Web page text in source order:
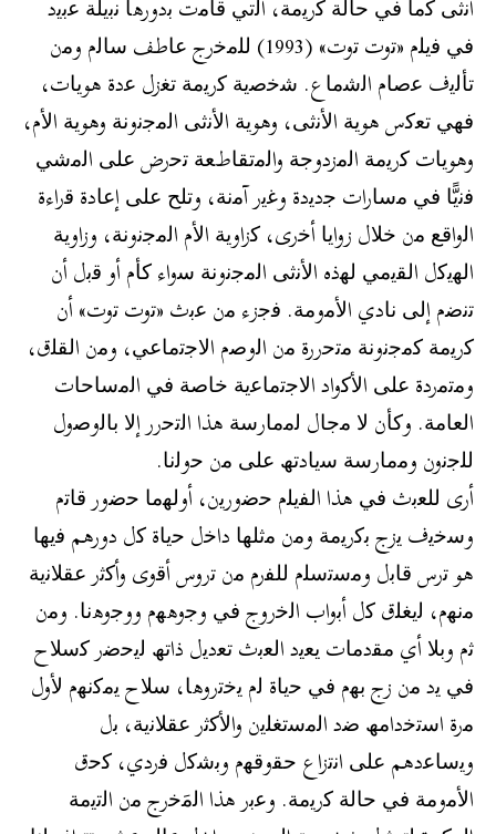
ﻓﻲ ﻓﯾﻠم «ﺗوت ﺗوت» (1993) ﻟﻠﻣﺧرج ﻋﺎطف ﺳﺎﻟم وﻣن
ﺗﺄﻟﯾف ﻋﺻﺎم اﻟﺷﻣﺎع. ﺷﺧﺻﯾﺔ ﻛرﯾﻣﺔ ﺗﻐزل ﻋدة ھوﯾﺎت،
ﻓﮭﻲ ﺗﻌﻛس ھوﯾﺔ اﻷﻧﺛﻰ، وھوﯾﺔ اﻷﻧﺛﻰ اﻟﻣﺟﻧوﻧﺔ وھوﯾﺔ اﻷم،
وھوﯾﺎت ﻛرﯾﻣﺔ اﻟﻣزدوﺟﺔ واﻟﻣﺗﻘﺎطﻌﺔ ﺗﺣرض ﻋﻠﻰ اﻟﻣﺷﻲ
ﻓﻧﯾًّﺎ ﻓﻲ ﻣﺳﺎرات ﺟدﯾدة وﻏﯾر آﻣﻧﺔ، وﺗﻠﺢ ﻋﻠﻰ إﻋﺎدة ﻗراءة
اﻟواﻗﻊ ﻣن ﺧﻼل زواﯾﺎ أﺧرى، ﻛزاوﯾﺔ اﻷم اﻟﻣﺟﻧوﻧﺔ، وزاوﯾﺔ
اﻟﮭﯾﻛل اﻟﻘﯾﻣﻲ ﻟﮭذه اﻷﻧﺛﻰ اﻟﻣﺟﻧوﻧﺔ ﺳواء ﻛﺄم أو ﻗﺑل أن
ﺗﻧﺿم إﻟﻰ ﻧﺎدي اﻷﻣوﻣﺔ. ﻓﺟزء ﻣن ﻋﺑث «ﺗوت ﺗوت» أن
ﻛرﯾﻣﺔ ﻛﻣﺟﻧوﻧﺔ ﻣﺗﺣررة ﻣن اﻟوﺻم اﻻﺟﺗﻣﺎﻋﻲ، وﻣن اﻟﻘﻠق،
وﻣﺗﻣردة ﻋﻠﻰ اﻷﻛواد اﻻﺟﺗﻣﺎﻋﯾﺔ ﺧﺎﺻﺔ ﻓﻲ اﻟﻣﺳﺎﺣﺎت
اﻟﻌﺎﻣﺔ. وﻛﺄن ﻻ ﻣﺟﺎل ﻟﻣﻣﺎرﺳﺔ ھذا اﻟﺗﺣرر إﻻ ﺑﺎﻟوﺻول
ﻟﻠﺟﻧون وﻣﻣﺎرﺳﺔ ﺳﯾﺎدﺗﮫ ﻋﻠﻰ ﻣن ﺣوﻟﻧﺎ.
أرى ﻟﻠﻌﺑث ﻓﻲ ھذا اﻟﻔﯾﻠم ﺣﺿورﯾن، أوﻟﮭﻣﺎ ﺣﺿور ﻗﺎﺗم
وﺳﺧﯾف ﯾزج ﺑﻛرﯾﻣﺔ وﻣن ﻣﺛﻠﮭﺎ داﺧل ﺣﯾﺎة ﻛل دورھم ﻓﯾﮭﺎ
ھو ﺗرس ﻗﺎﺑل وﻣﺳﺗﺳﻠم ﻟﻠﻔرم ﻣن ﺗروس أﻗوى وأﻛﺛر ﻋﻘﻼﻧﯾﺔ
ﻣﻧﮭم، ﻟﯾﻐﻠق ﻛل أﺑواب اﻟﺧروج ﻓﻲ وﺟوھﮭم ووﺟوھﻧﺎ. وﻣن
ﺛم وﺑﻼ أي ﻣﻘدﻣﺎت ﯾﻌﯾد اﻟﻌﺑث ﺗﻌدﯾل ذاﺗﮫ ﻟﯾﺣﺿر ﻛﺳﻼح
ﻓﻲ ﯾد ﻣن زج ﺑﮭم ﻓﻲ ﺣﯾﺎة ﻟم ﯾﺧﺗروھﺎ، ﺳﻼح ﯾﻣﻛﻧﮭم ﻷول
ﻣرة اﺳﺗﺧداﻣﮫ ﺿد اﻟﻣﺳﺗﻐﻠﯾن واﻷﻛﺛر ﻋﻘﻼﻧﯾﺔ، ﺑل
وﯾﺳﺎﻋدھم ﻋﻠﻰ اﻧﺗزاع ﺣﻘوﻗﮭم وﺑﺷﻛل ﻓردي، ﻛﺣق
اﻷﻣوﻣﺔ ﻓﻲ ﺣﺎﻟﺔ ﻛرﯾﻣﺔ. وﻋﺑر ھذا اﻟﻣَﺧرج ﻣن اﻟﺗﯾﻣﺔ